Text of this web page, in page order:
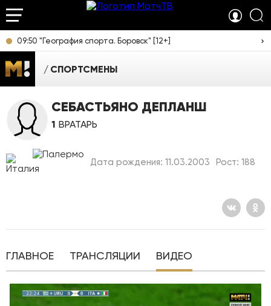
09:50 "География спорта. Боровск" [12+]
СПОРТСМЕНЫ
СЕБАСТЬЯНО ДЕПЛАНШ
1 ВРАТАРЬ
Дата рождения: 11.03.2003 Рост: 188
ГЛАВНОЕ ТРАНСЛЯЦИИ ВИДЕО